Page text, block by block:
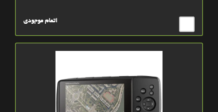
اتمام موجودی